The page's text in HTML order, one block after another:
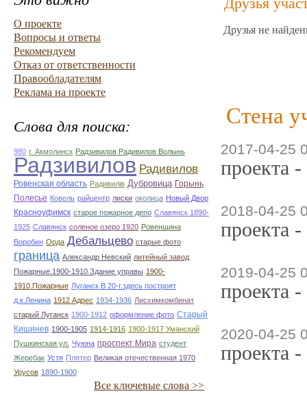
О проекте
Вопросы и ответы
Рекомендуем
Отказ от ответственности
Правообладателям
Реклама на проекте
Слова для поиска:
980 г. Акмолинск Радзивилов Радивилов Волынь
Радзивилов Радивилов
Ровенская область Радивилiв Дубровица Горынь
Полесье Ковель райцентр лиски околица Новый Двор
Красноуфимск старое пожарное депо Славянск 1890-
1925 Славянск соленое озеро 1920 Ровенщина
Воробин Орда Дебальцево старые фото
граница Александр Невский литейный завод
Пожарные.1900-1910 Здание управы 1900-
1910.Пожарные Луганск В 20-г.здесь построят
д.к.Ленина 1912 Адрес 1934-1936 Лисхимкомбинат
старый Луганск 1900-1912 оформление фото Старый
Кишинев 1900-1905 1914-1916 1900-1917 Уманский
Пушкинская ул. Чуюна проспект Мира студент
Жеребак Устя Плятер Великая отечественная 1970
Урусов 1890-1900
Все ключевые слова >>
Друзья не
Стена
2017-04-25
проекта
2018-04-25
проекта
2019-04-25
проекта
2020-04-25
проекта